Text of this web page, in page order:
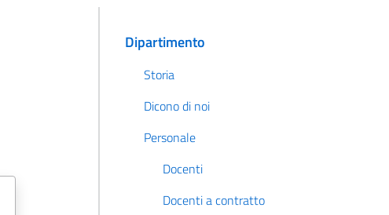
Dipartimento
Storia
Dicono di noi
Personale
Docenti
Docenti a contratto